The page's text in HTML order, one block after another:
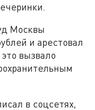
Москвы
и арестовал
вызвало
в соцсетях,